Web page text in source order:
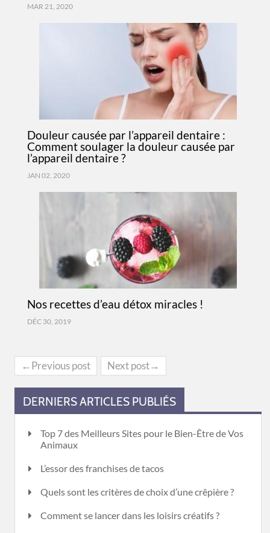
MAR 21, 2020
Douleur causée par l’appareil dentaire :
Comment soulager la douleur causée par
l’appareil dentaire ?
JAN 02, 2020
Nos recettes d’eau détox miracles !
DÉC 30, 2019
←Previous post Next post→
DERNIERS ARTICLES PUBLIÉS
Top 7 des Meilleurs Sites pour le Bien-Être de Vos
Animaux
L’essor des franchises de tacos
Quels sont les critères de choix d’une crêpière ?
Comment se lancer dans les loisirs créatifs ?